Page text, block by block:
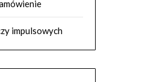
impulsowych